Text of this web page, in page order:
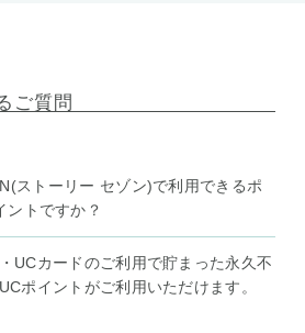
ご質問
ストーリー セゾン)で利用できるポ
ントですか？
UCカードのご利用で貯まった永久不
ポイントがご利用いただけます。